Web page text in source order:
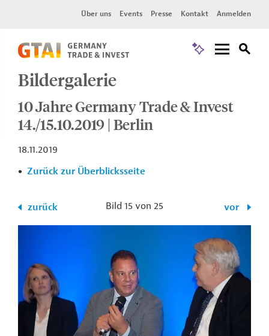
Über uns Events Presse Kontakt Anmelden
Bildergalerie
10 Jahre Germany Trade & Invest
14./15.10.2019 | Berlin
18.11.2019
Zurück zur Überblicksseite
zurück Bild 15 von 25 vor